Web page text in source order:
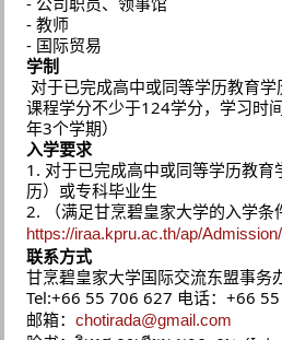
- 教师
- 国际贸易
学制
对于已完成高中或同等学历教育学
课程学分不少于124学分，学习时
年3个学期）
入学要求
1. 对于已完成高中或同等学历教
历）或专科毕业生
https://iraa.kpru.ac.th/ap/Admission/
联系方式
甘烹碧皇家大学国际交流东盟事务
Tel:+66 55 706 627 电话：+66
邮箱：chotirada@gmail.com